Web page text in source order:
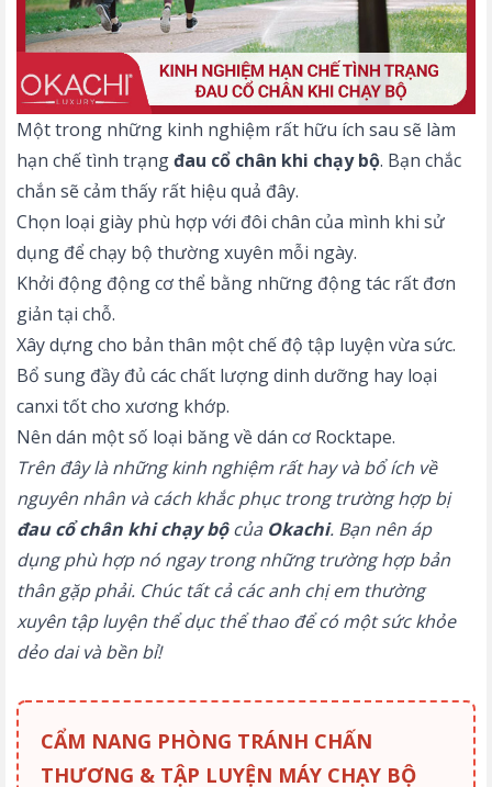
Một trong những kinh nghiệm rất hữu ích sau sẽ làm
hạn chế tình trạngđau cổ chân khi chạy bộ. Bạn chắc
chắn sẽ cảm thấy rất hiệu quả đây.
Chọn loại giày phù hợp với đôi chân của mình khi sử
dụng để chạy bộ thường xuyên mỗi ngày.
Khởi động động cơ thể bằng những động tác rất đơn
giản tại chỗ.
Xây dựng cho bản thân một chế độ tập luyện vừa sức.
Bổ sung đầy đủ các chất lượng dinh dưỡng hay loại
canxi tốt cho xương khớp.
Nên dán một số loại băng về dán cơ Rocktape.
Trên đây là những kinh nghiệm rất hay và bổ ích về
nguyên nhân và cách khắc phục trong trường hợp bị
đau cổ chân khi chạy bộcủa Okachi. Bạn nên áp
dụng phù hợp nó ngay trong những trường hợp bản
thân gặp phải. Chúc tất cả các anh chị em thường
xuyên tập luyện thể dục thể thao để có một sức khỏe
dẻo dai và bền bỉ!
CẨM NANG PHÒNG TRÁNH CHẤN
THƯƠNG & TẬP LUYỆN MÁY CHẠY BỘ